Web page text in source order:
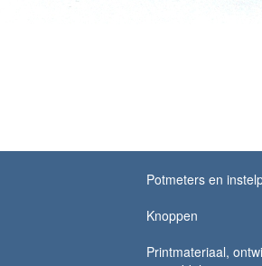
Potmeters en
Knoppen
Printmateriaal,